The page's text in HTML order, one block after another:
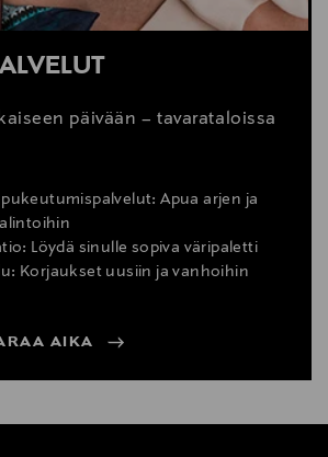
päivään – tavarataloissa
Apua arjen ja
Löydä sinulle sopiva väripaletti
Korjaukset uusiin ja vanhoihin
AIKA